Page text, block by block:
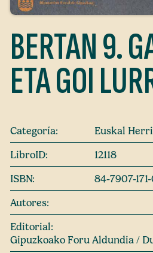
BERTAN 9.
ETA GOI
Categoría:
Euskal
LibroID:
12118
ISBN:
84-7907-
Autores:
Editorial:
Gipuzkoako Foru Aldundia /